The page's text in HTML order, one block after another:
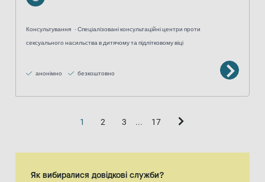
Консультування
Спеціалізовані консультаційні центри проти
сексуального насильства в дитячому та підлітковому віці
анонімно безкоштовно
1 2 3 ... 17
Як вибиралися довідкові служби?